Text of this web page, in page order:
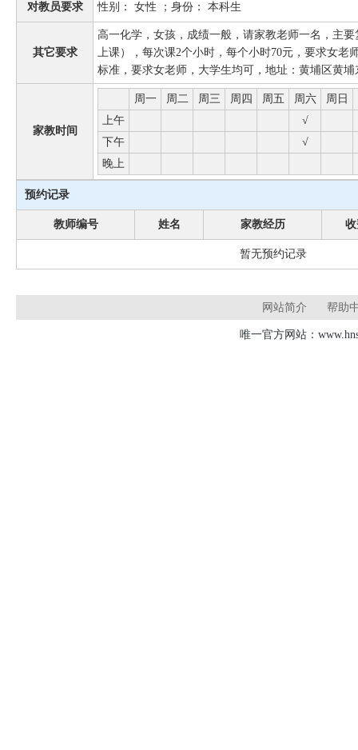
对教员要求 性别： 女性 ；身份： 本科生
其它要求
高一化学，女孩，成绩一般，请家教老师一名，主
上课），每次课2个小时，每个小时70元，要求女老
标准，要求女老师，大学生均可，地址：黄埔区黄埔
家教时间
周一 周二 周三 周四 周五 周六 周日
上午
√
下午
√
晚上
预约记录
教师编号 姓名 家教经历
暂无预约记录
网站简介 帮助
唯一官方网站：